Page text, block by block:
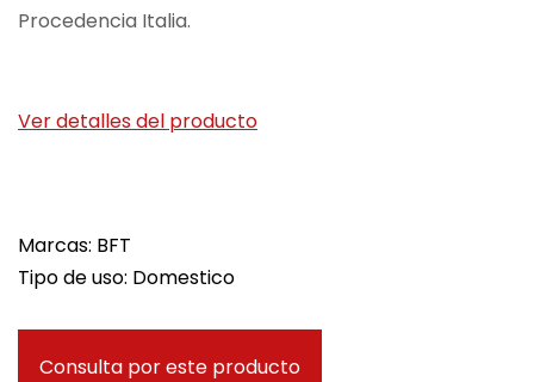
Procedencia Italia.
Ver detalles del producto
Marcas: BFT
Tipo de uso: Domestico
Consulta por este producto